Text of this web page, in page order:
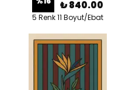
₺ 840.00
5 Renk 11 Boyut/Ebat